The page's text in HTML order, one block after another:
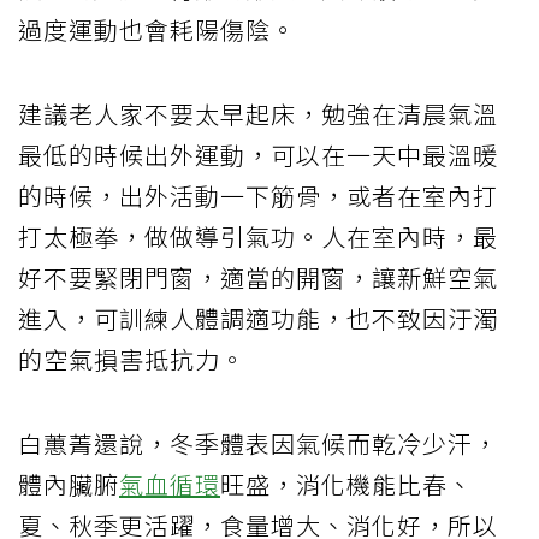
過度運動也會耗陽傷陰。
建議老人家不要太早起床，勉強在清晨氣溫
最低的時候出外運動，可以在一天中最溫暖
的時候，出外活動一下筋骨，或者在室內打
打太極拳，做做導引氣功。人在室內時，最
好不要緊閉門窗，適當的開窗，讓新鮮空氣
進入，可訓練人體調適功能，也不致因汙濁
的空氣損害抵抗力。
白蕙菁還說，冬季體表因氣候而乾冷少汗，
體內臟腑氣血循環旺盛，消化機能比春、
夏、秋季更活躍，食量增大、消化好，所以